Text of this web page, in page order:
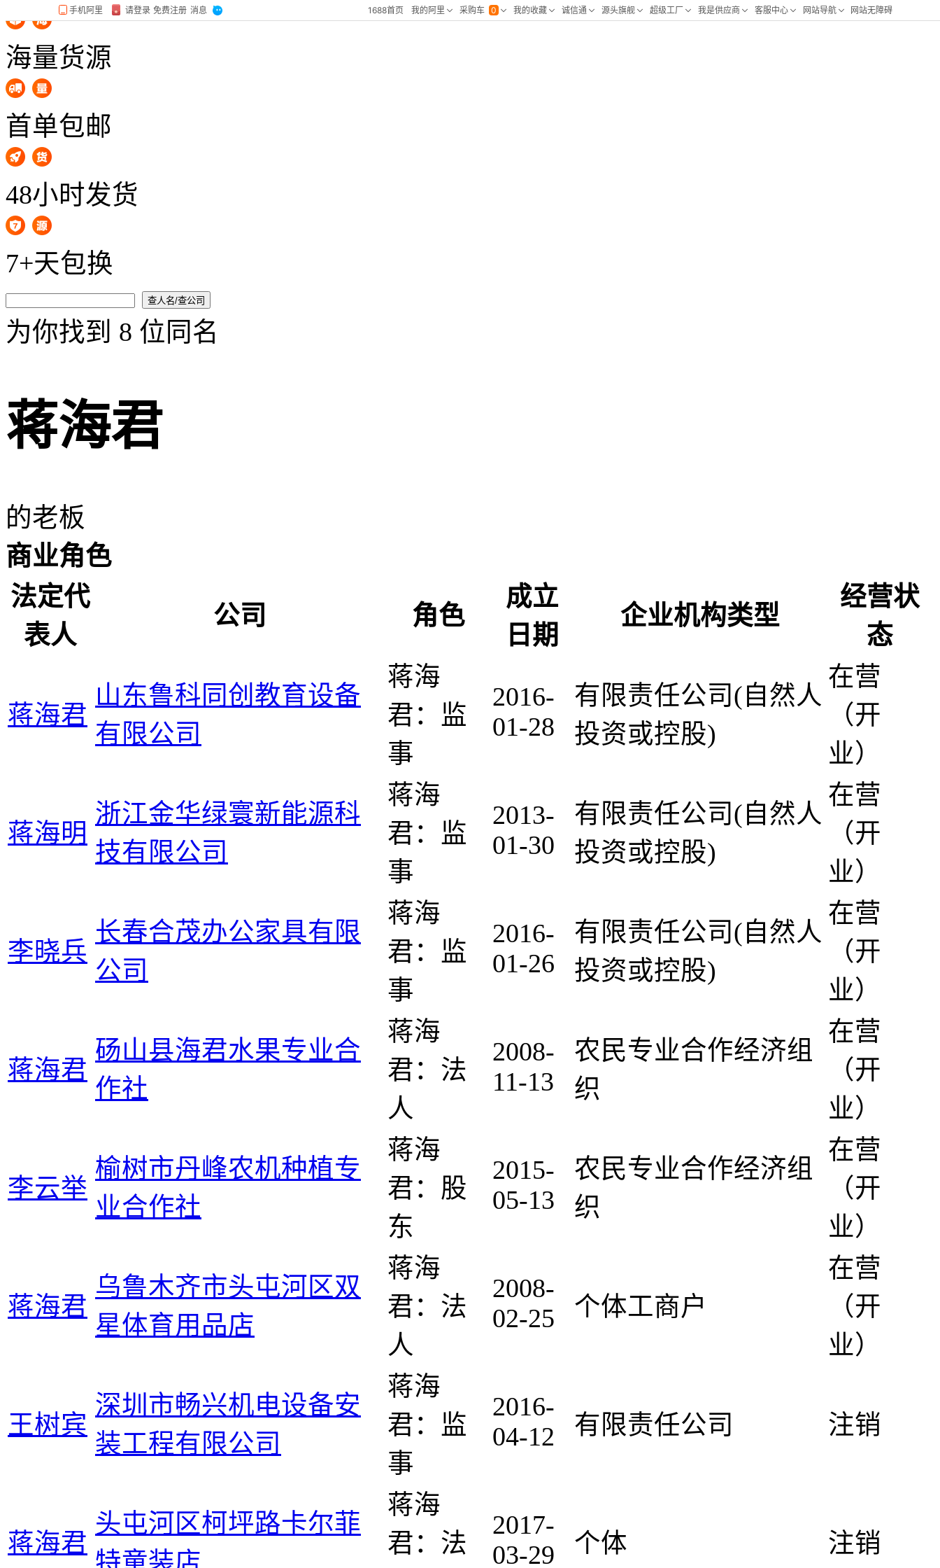
海量货源
首单包邮
48小时发货
7+天包换
查人名/查公司
为你找到 8 位同名
蒋海君
的老板
商业角色
法定代
表人
公司 角色
成立
日期
企业机构类型
经营状
态
蒋海君
山东鲁科同创教育设备
有限公司
蒋海
君：监
事
2016-
01-28
有限责任公司(自然人
投资或控股)
在营
（开
业）
蒋海明
浙江金华绿寰新能源科
技有限公司
蒋海
君：监
事
2013-
01-30
有限责任公司(自然人
投资或控股)
在营
（开
业）
李晓兵
长春合茂办公家具有限
公司
蒋海
君：监
事
2016-
01-26
有限责任公司(自然人
投资或控股)
在营
（开
业）
蒋海君
砀山县海君水果专业合
作社
蒋海
君：法
人
2008-
11-13
农民专业合作经济组
织
在营
（开
业）
李云举
榆树市丹峰农机种植专
业合作社
蒋海
君：股
东
2015-
05-13
农民专业合作经济组
织
在营
（开
业）
蒋海君
乌鲁木齐市头屯河区双
星体育用品店
蒋海
君：法
人
2008-
02-25
个体工商户
在营
（开
业）
王树宾
深圳市畅兴机电设备安
装工程有限公司
蒋海
君：监
事
2016-
04-12
有限责任公司 注销
蒋海君
头屯河区柯坪路卡尔菲
特童装店
蒋海
君：法
2017-
03-29
个体 注销